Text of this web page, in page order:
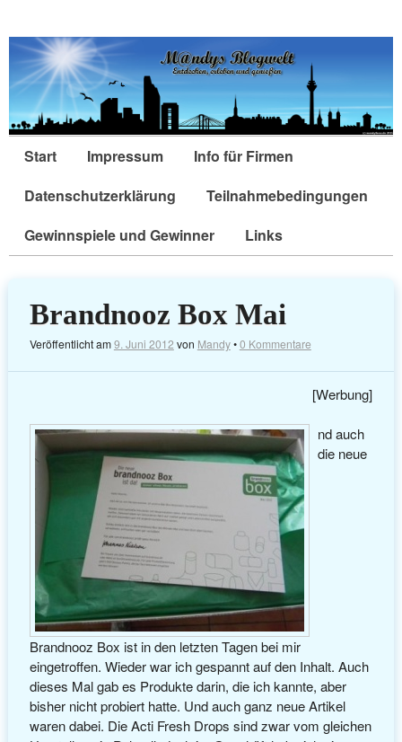
Start Impressum
Info für Firmen
Datenschutzerklärung
Teilnahmebedingungen
Gewinnspiele und Gewinner
Links
Brandnooz Box Mai
Veröffentlicht am9. Juni 2012 von Mandy•0 Kommentare
[Werbung]
nd auch
die neue
Brandnooz Box ist in den letzten Tagen bei mir
eingetroffen. Wieder war ich gespannt auf den Inhalt. Auch
dieses Mal gab es Produkte darin, die ich kannte, aber
bisher nicht probiert hatte. Und auch ganz neue Artikel
waren dabei. Die Acti Fresh Drops sind zwar vom gleichen